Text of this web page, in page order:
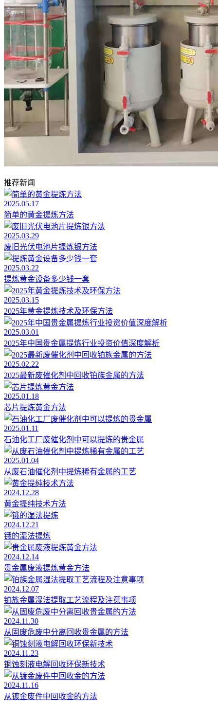
推荐新闻
2025.05.17
简单的黄金提炼方法
2025.03.29
废旧光伏电池片提炼银方法
2025.03.22
提炼黄金设备多少钱一套
2025.03.15
2025年黄金提炼技术及环保方法
2025.03.01
2025年中国贵金属提炼行业投资价值深度解析
2025.02.22
2025最新废催化剂中回收铂族金属的方法
2025.01.18
芯片提炼黄金方法
2025.01.11
石油化工厂废催化剂中可以提炼的贵金属
2025.01.04
从废石油催化剂中提炼稀有金属的工艺
2024.12.28
黄金提纯技术方法
2024.12.21
锇的湿法提炼
2024.12.14
贵金属废液提炼黄金方法
2024.12.07
铂族金属湿法提取工艺流程及注意事项
2024.11.30
从固废危废中分离回收贵金属的方法
2024.11.23
铜蚀刻液电解回收环保新技术
2024.11.16
从镀金废件中回收金的方法